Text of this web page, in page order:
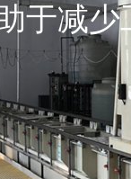
于减